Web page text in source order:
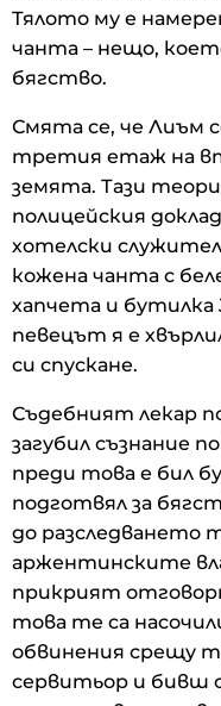
Тялото му е
чанта – нещо,
бягство.
Смята се, че Лиъм
третия етаж на
земята. Тази
полицейския
хотелски
кожена чанта с
хапчета и бутилка
певецът я е
си спускане.
Съдебният лекар
загубил съзнание
преди това е бил
подготвял за
до разследването
аржентинските
прикрият
това те са
обвинения срещу
сервитьор и бивш